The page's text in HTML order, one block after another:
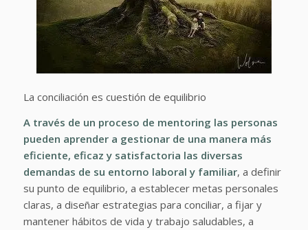
La conciliación es cuestión de equilibrio
A través de un proceso de mentoring las personas
pueden aprender a gestionar de una manera más
eficiente, eficaz y satisfactoria las diversas
demandas de su entorno laboral y familiar, a definir
su punto de equilibrio, a establecer metas personales
claras, a diseñar estrategias para conciliar, a fijar y
mantener hábitos de vida y trabajo saludables, a